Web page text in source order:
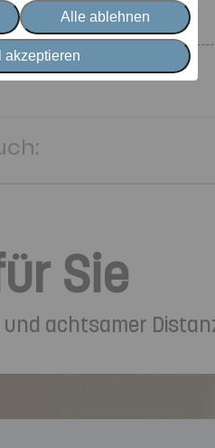
Alle ablehnen
akzeptieren
Sie
achtsamer